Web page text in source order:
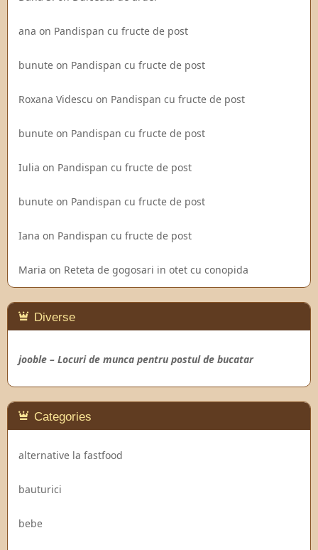
ana on Pandispan cu fructe de post
bunute on Pandispan cu fructe de post
Roxana Videscu on Pandispan cu fructe de post
bunute on Pandispan cu fructe de post
Iulia on Pandispan cu fructe de post
bunute on Pandispan cu fructe de post
Iana on Pandispan cu fructe de post
Maria on Reteta de gogosari in otet cu conopida
Diverse
jooble – Locuri de munca pentru postul de bucatar
Categories
alternative la fastfood
bauturici
bebe